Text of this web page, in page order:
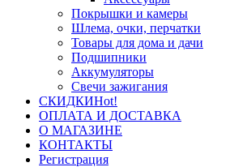
Покрышки и камеры
Шлема, очки, перчатки
Товары для дома и дачи
Подшипники
Аккумуляторы
Свечи зажигания
СКИДКИHot!
ОПЛАТА И ДОСТАВКА
О МАГАЗИНЕ
КОНТАКТЫ
Регистрация